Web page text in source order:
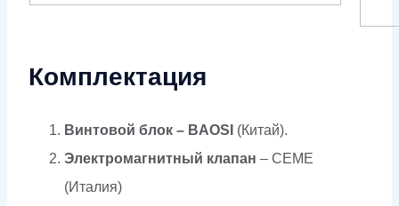
Комплектация
Винтовой блок – BAOSI (Китай).
Электромагнитный клапан – CEME
(Италия)